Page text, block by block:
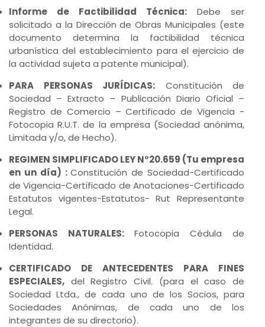
Informe de Factibilidad Técnica: Debe ser
solicitado a la Dirección de Obras Municipales (este
documento determina la factibilidad técnica
urbanística del establecimiento para el ejercicio de
la actividad sujeta a patente municipal).
PARA PERSONAS JURÍDICAS: Constitución de
Sociedad – Extracto – Publicación Diario Oficial –
Registro de Comercio – Certificado de Vigencia -
Fotocopia R.U.T. de la empresa (Sociedad anónima,
Limitada y/o, de Hecho).
REGIMEN SIMPLIFICADO LEY N°20.659 (Tu empresa
en un día) :Constitución de Sociedad-Certificado
de Vigencia-Certificado de Anotaciones-Certificado
Estatutos vigentes-Estatutos- Rut Representante
Legal.
PERSONAS NATURALES: Fotocopia Cédula de
Identidad.
CERTIFICADO DE ANTECEDENTES PARA FINES
ESPECIALES, del Registro Civil. (para el caso de
Sociedad Ltda., de cada uno de los Socios, para
Sociedades Anónimas, de cada uno de los
integrantes de su directorio).